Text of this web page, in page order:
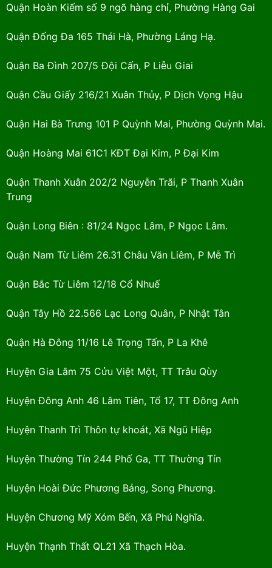
Quận Hoàn Kiếm số 9 ngõ hàng chỉ, Phường Hàng Gai
Quận Đống Đa 165 Thái Hà, Phường Láng Hạ.
Quận Ba Đình 207/5 Đội Cấn, P Liễu Giai
Quận Cầu Giấy 216/21 Xuân Thủy, P Dịch Vọng Hậu
Quận Hai Bà Trưng 101 P Quỳnh Mai, Phường Quỳnh Mai.
Quận Hoàng Mai 61C1 KĐT Đại Kim, P Đại Kim
Quận Thanh Xuân 202/2 Nguyễn Trãi, P Thanh Xuân
Trung
Quận Long Biên : 81/24 Ngọc Lâm, P Ngọc Lâm.
Quận Nam Từ Liêm 26.31 Châu Văn Liêm, P Mễ Trì
Quận Bắc Từ Liêm 12/18 Cổ Nhuế
Quận Tây Hồ 22.566 Lạc Long Quân, P Nhật Tân
Quận Hà Đông 11/16 Lê Trọng Tấn, P La Khê
Huyện Gia Lâm 75 Cửu Việt Một, TT Trâu Qùy
Huyện Đông Anh 46 Lâm Tiên, Tổ 17, TT Đông Anh
Huyện Thanh Trì Thôn tự khoát, Xã Ngũ Hiệp
Huyện Thường Tín 244 Phố Ga, TT Thường Tín
Huyện Hoài Đức Phương Bảng, Song Phương.
Huyện Chương Mỹ Xóm Bến, Xã Phú Nghĩa.
Huyện Thạnh Thất QL21 Xã Thạch Hòa.